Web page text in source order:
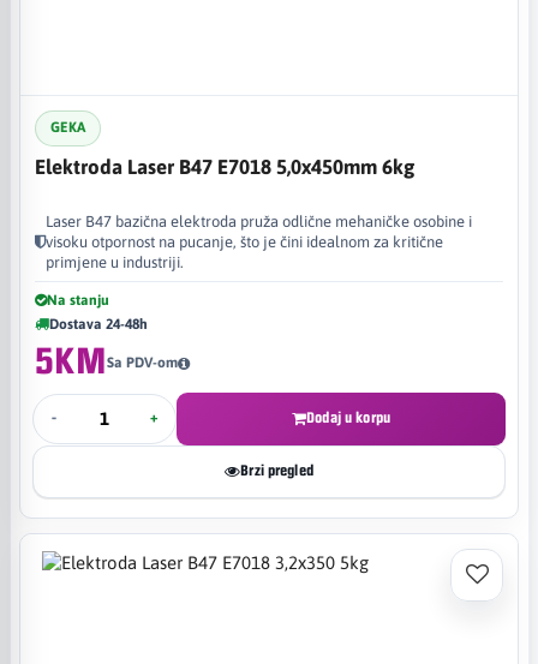
GEKA
Elektroda Laser B47 E7018 5,0x450mm 6kg
Laser B47 bazična elektroda pruža odlične mehaničke osobine i
visoku otpornost na pucanje, što je čini idealnom za kritične
primjene u industriji.
Na stanju
Dostava 24-48h
5KMSa PDV-om
- + Dodaj u korpu
Brzi pregled